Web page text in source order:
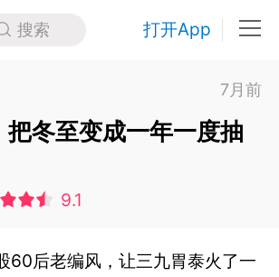
搜索 打开App
7月前
把冬至变成一年一度抽
9.1
60后老编风，让三九胃泰火了一